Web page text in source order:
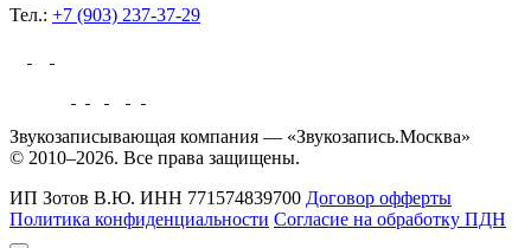
Тел.: +7 (903) 237-37-29
Звукозаписывающая компания — «Звукозапись.Москва»
© 2010–2026. Все права защищены.
ИП Зотов В.Ю. ИНН 771574839700 Договор офферты
Политика конфиденциальности Согласие на обработку ПДН